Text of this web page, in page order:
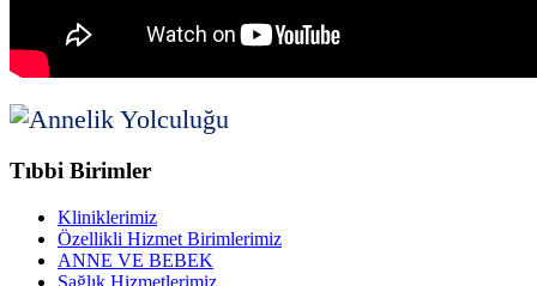
Tıbbi Birimler
Kliniklerimiz
Özellikli Hizmet Birimlerimiz
ANNE VE BEBEK
Sağlık Hizmetlerimiz